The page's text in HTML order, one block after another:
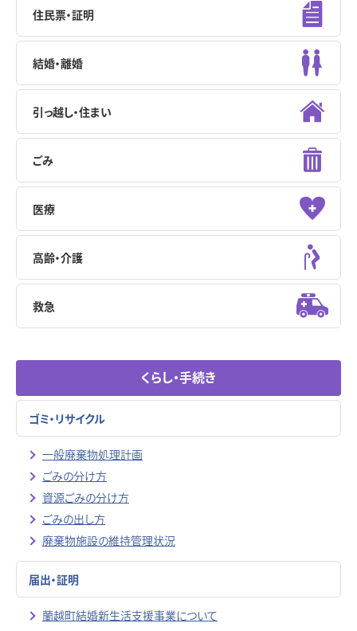
住民票・証明
結婚・離婚
引っ越し・住まい
ごみ
医療
高齢・介護
救急
くらし・手続き
ゴミ・リサイクル
一般廃棄物処理計画
ごみの分け方
資源ごみの分け方
ごみの出し方
廃棄物施設の維持管理状況
届出・証明
蘭越町結婚新生活支援事業について